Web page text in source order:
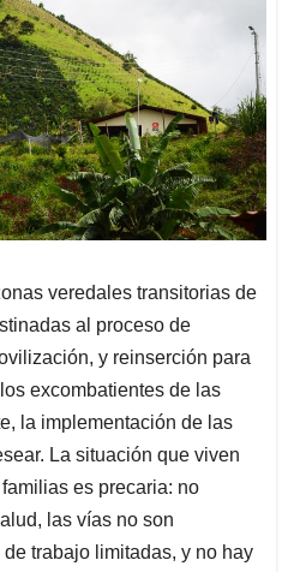
veredales transitorias de
al proceso de
y reinserción para
excombatientes de las
la implementación de las
La situación que viven
es precaria: no
las vías no son
trabajo limitadas, y no hay